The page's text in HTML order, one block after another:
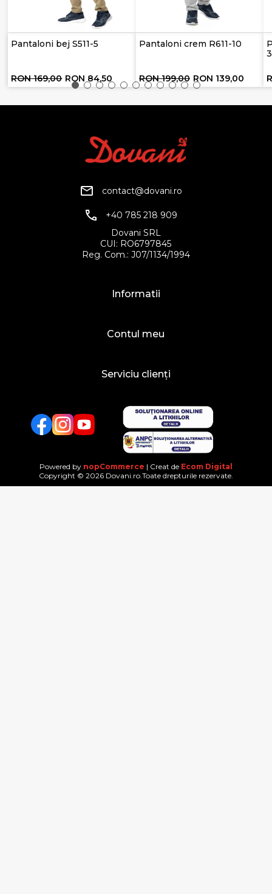
Pantaloni bej S511-5
RON 169,00 RON 84,50
Pantaloni crem R611-10
RON 199,00 RON 139,00
3
contact@dovani.ro
+40 785 218 909
Dovani SRL
CUI: RO6797845
Reg. Com.: J07/1134/1994
Informatii
Contul meu
Serviciu clienți
FacebookTwitterYouTube
Powered by nopCommerce | Creat de Ecom Digital
Copyright © 2026 Dovani.ro.Toate drepturile rezervate.